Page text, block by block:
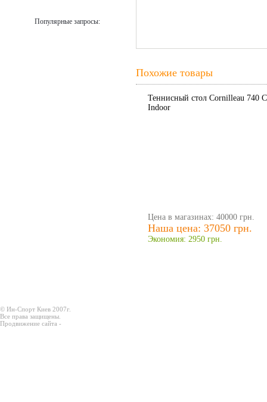
Популярные запросы:
Похожие товары
Теннисный стол Cornilleau 740
Indoor
Цена в магазинах: 40000 грн.
Наша цена: 37050 грн.
Экономия: 2950 грн.
© Ин-Спорт Киев 2007г.
Все права защищены.
Продвижение сайта -